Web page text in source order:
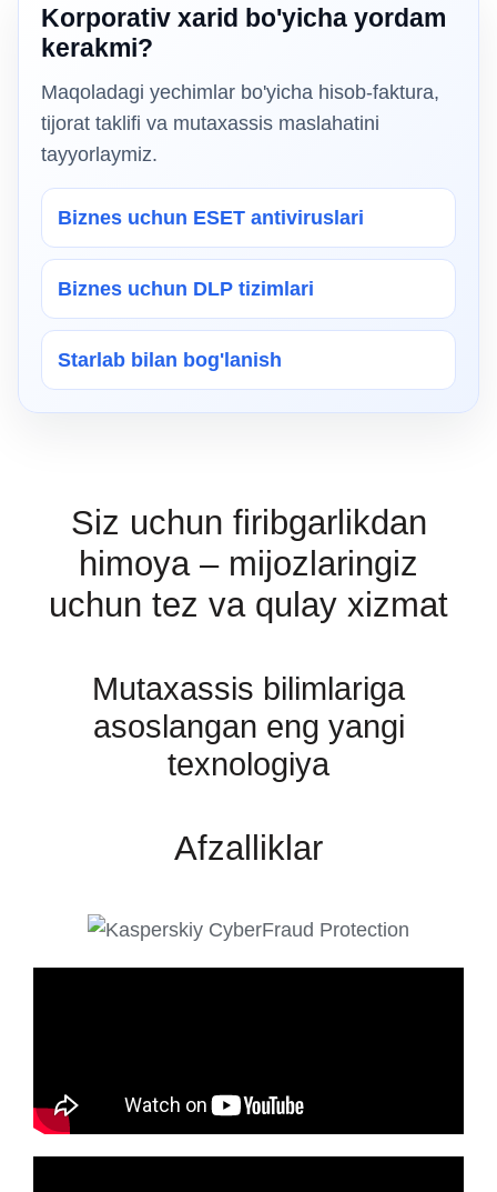
Siz uchun firibgarlikdan
himoya – mijozlaringiz
uchun tez va qulay xizmat
Mutaxassis bilimlariga
asoslangan eng yangi
texnologiya
Afzalliklar
Korporativ xarid bo'yicha yordam
kerakmi?
Maqoladagi yechimlar bo'yicha hisob-faktura,
tijorat taklifi va mutaxassis maslahatini
tayyorlaymiz.
Biznes uchun ESET antiviruslari
Biznes uchun DLP tizimlari
Starlab bilan bog'lanish